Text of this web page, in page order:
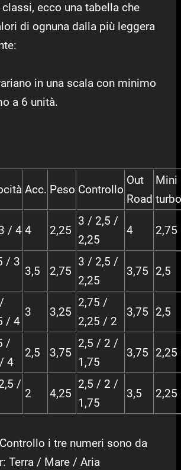
ecco una tabella che
di ognuna dalla più leggera
in una scala con minimo
a 6 unità.
Acc. Peso Controllo
Out
Road
Mini
turbo
/ 4 4 2,25
3 / 2,5 /
2,25
4 2,75
/ 3
3,5 2,75
3 / 2,5 /
2,25
3,75 2,5
/ 4
3 3,25
2,75 /
2,25 / 2
3,75 2,5
/
4
2,5 3,75
2,5 / 2 /
1,75
3,75 2,25
/
2 4,25
2,5 / 2 /
1,75
3,5 2,25
i tre numeri sono da
Terra / Mare / Aria